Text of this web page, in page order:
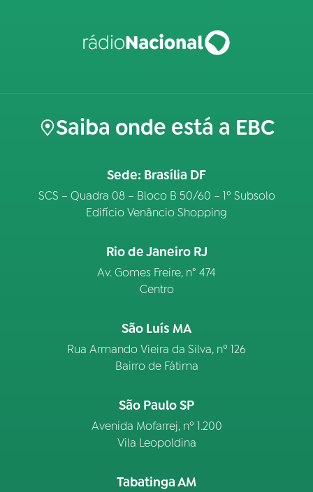
Saiba onde está a EBC
Sede: Brasília DF
SCS – Quadra 08 – Bloco B 50/60 – 1º Subsolo
Edifício Venâncio Shopping
Rio de Janeiro RJ
Av. Gomes Freire, n° 474
Centro
São Luís MA
Rua Armando Vieira da Silva, nº 126
Bairro de Fátima
São Paulo SP
Avenida Mofarrej, nº 1.200
Vila Leopoldina
Tabatinga AM